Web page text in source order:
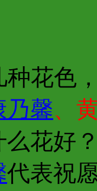
种花色
乃馨、
花好
代表祝